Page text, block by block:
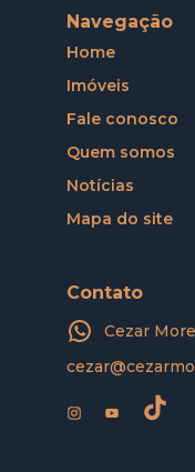
Navegação
Home
Imóveis
Fale conosco
Quem somos
Notícias
Mapa do site
Contato
Cezar